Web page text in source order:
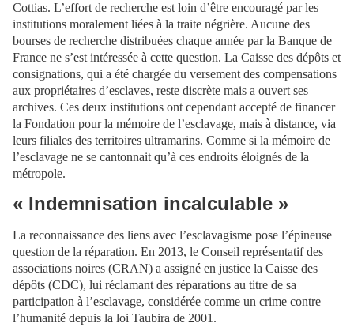
Cottias. L’effort de recherche est loin d’être encouragé par les
institutions moralement liées à la traite négrière. Aucune des
bourses de recherche distribuées chaque année par la Banque de
France ne s’est intéressée à cette question. La Caisse des dépôts et
consignations, qui a été chargée du versement des compensations
aux propriétaires d’esclaves, reste discrète mais a ouvert ses
archives. Ces deux institutions ont cependant accepté de financer
la Fondation pour la mémoire de l’esclavage, mais à distance, via
leurs filiales des territoires ultramarins. Comme si la mémoire de
l’esclavage ne se cantonnait qu’à ces endroits éloignés de la
métropole.
« Indemnisation incalculable »
La reconnaissance des liens avec l’esclavagisme pose l’épineuse
question de la réparation. En 2013, le Conseil représentatif des
associations noires (CRAN) a assigné en justice la Caisse des
dépôts (CDC), lui réclamant des réparations au titre de sa
participation à l’esclavage, considérée comme un crime contre
l’humanité depuis la loi Taubira de 2001.